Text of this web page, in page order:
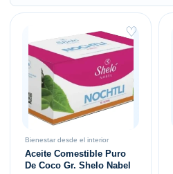
♡
Bienestar desde el interior
Aceite Comestible Puro
De Coco Gr. Shelo Nabel